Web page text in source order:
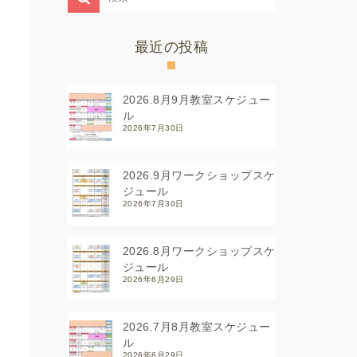
最近の投稿
2026.8月9月教室スケジュー
ル
2026年7月30日
2026.9月ワークショップスケ
ジュール
2026年7月30日
2026.8月ワークショップスケ
ジュール
2026年6月29日
2026.7月8月教室スケジュー
ル
2026年6月29日